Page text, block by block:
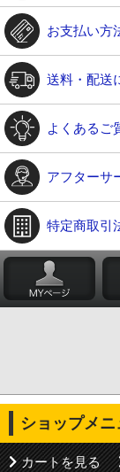
お支払い方
送料・配送
よくあるご
アフターサ
特定商取引
ショップメニ
カートを見る